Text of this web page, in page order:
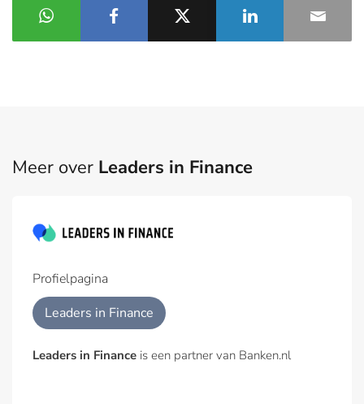
Meer over Leaders in Finance
Profielpagina
Leaders in Finance
Leaders in Finance is een partner van Banken.nl